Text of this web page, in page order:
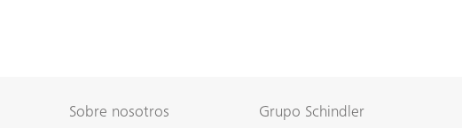
Sobre nosotros Grupo Schindler